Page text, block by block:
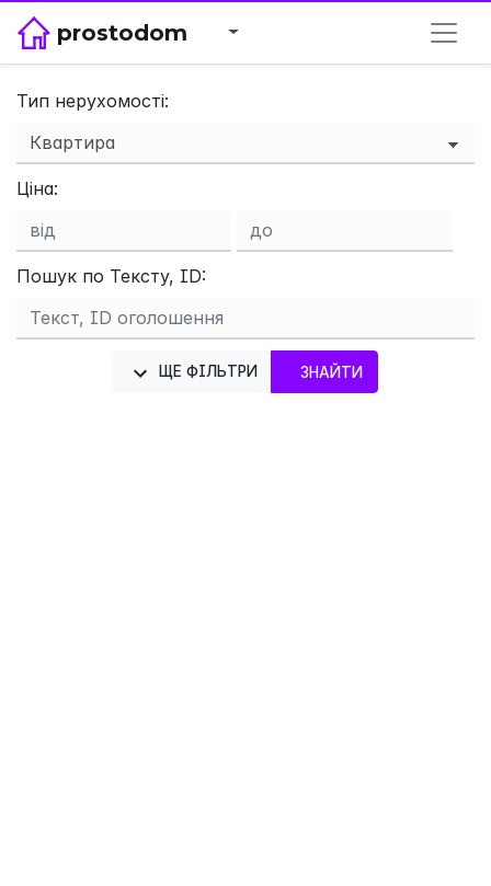
prostodom
Тип нерухомості:
Ціна:
Пошук по Тексту, ID:
ЩЕ ФІЛЬТРИ ЗНАЙТИ